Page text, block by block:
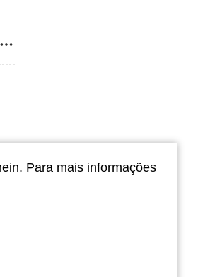
Para mais informações